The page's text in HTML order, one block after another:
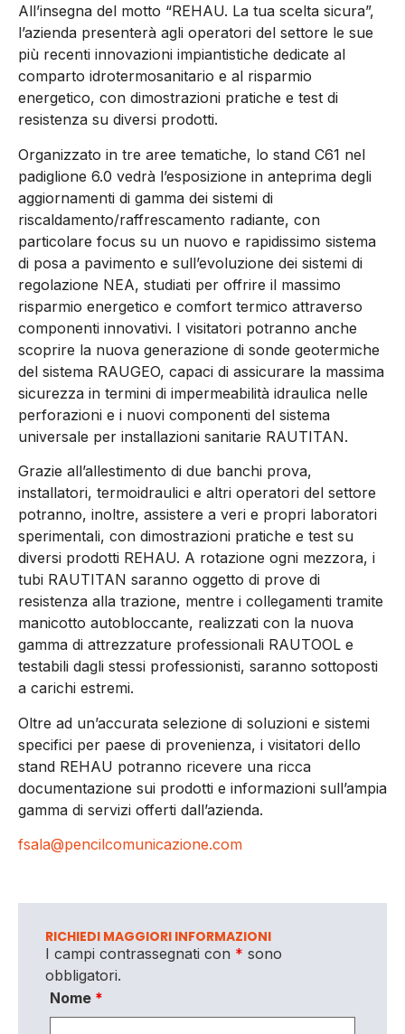
All’insegna del motto “REHAU. La tua scelta sicura”,
l’azienda presenterà agli operatori del settore le sue
più recenti innovazioni impiantistiche dedicate al
comparto idrotermosanitario e al risparmio
energetico, con dimostrazioni pratiche e test di
resistenza su diversi prodotti.
Organizzato in tre aree tematiche, lo stand C61 nel
padiglione 6.0 vedrà l’esposizione in anteprima degli
aggiornamenti di gamma dei sistemi di
riscaldamento/raffrescamento radiante, con
particolare focus su un nuovo e rapidissimo sistema
di posa a pavimento e sull’evoluzione dei sistemi di
regolazione NEA, studiati per offrire il massimo
risparmio energetico e comfort termico attraverso
componenti innovativi. I visitatori potranno anche
scoprire la nuova generazione di sonde geotermiche
del sistema RAUGEO, capaci di assicurare la massima
sicurezza in termini di impermeabilità idraulica nelle
perforazioni e i nuovi componenti del sistema
universale per installazioni sanitarie RAUTITAN.
Grazie all’allestimento di due banchi prova,
installatori, termoidraulici e altri operatori del settore
potranno, inoltre, assistere a veri e propri laboratori
sperimentali, con dimostrazioni pratiche e test su
diversi prodotti REHAU. A rotazione ogni mezzora, i
tubi RAUTITAN saranno oggetto di prove di
resistenza alla trazione, mentre i collegamenti tramite
manicotto autobloccante, realizzati con la nuova
gamma di attrezzature professionali RAUTOOL e
testabili dagli stessi professionisti, saranno sottoposti
a carichi estremi.
Oltre ad un’accurata selezione di soluzioni e sistemi
specifici per paese di provenienza, i visitatori dello
stand REHAU potranno ricevere una ricca
documentazione sui prodotti e informazioni sull’ampia
gamma di servizi offerti dall’azienda.
fsala@pencilcomunicazione.com
RICHIEDI MAGGIORI INFORMAZIONI
I campi contrassegnati con * sono
obbligatori.
Nome *